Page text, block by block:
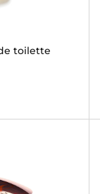
toilette